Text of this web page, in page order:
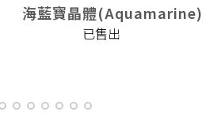
海藍寶晶體(Aquamarine)
已售出